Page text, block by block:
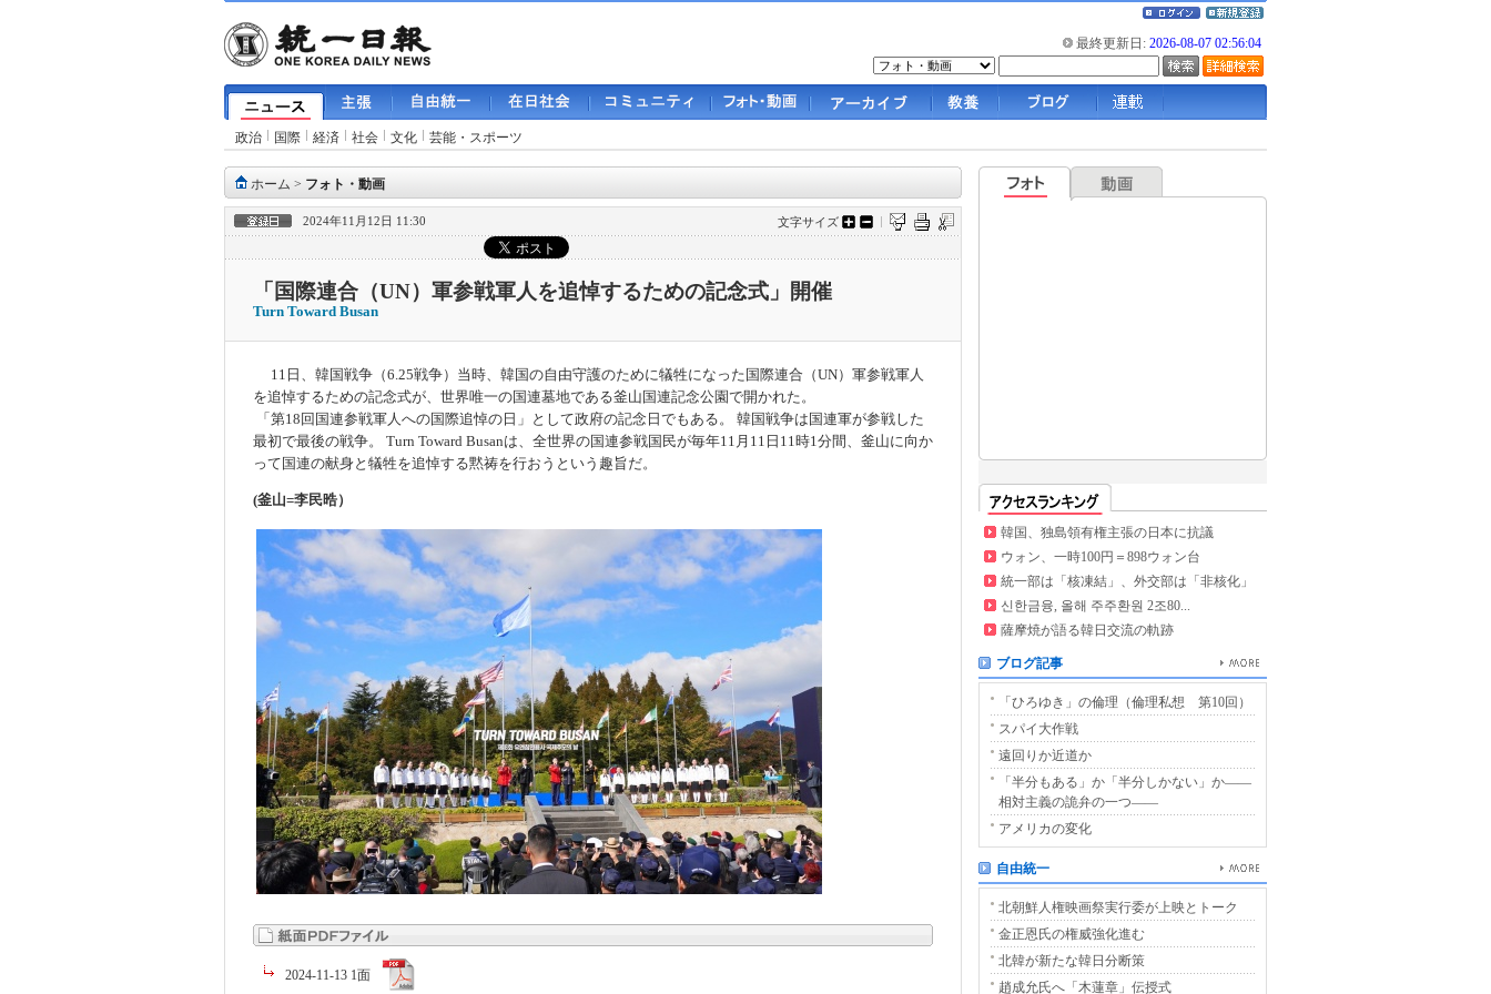
最終更新日: 2026-08-07 02:56:04
政治 国際 経済 社会 文化 芸能・スポーツ
ホーム > フォト・動画
2024年11月12日 11:30 文字サイズ
「国際連合（UN）軍参戦軍人を追悼するための記念式」開催
Turn Toward Busan
11日、韓国戦争（6.25戦争）当時、韓国の自由守護のために犠牲になった国際連合（UN）軍参戦軍人
を追悼するための記念式が、世界唯一の国連墓地である釜山国連記念公園で開かれた。
「第18回国連参戦軍人への国際追悼の日」として政府の記念日でもある。 韓国戦争は国連軍が参戦した
最初で最後の戦争。 Turn Toward Busanは、全世界の国連参戦国民が毎年11月11日11時1分間、釜山に向か
って国連の献身と犠牲を追悼する黙祷を行おうという趣旨だ。
(釜山=李民晧）
2024-11-13 1面
韓国、独島領有権主張の日本に抗議
ウォン、一時100円＝898ウォン台
統一部は「核凍結」、外交部は「非核化」
신한금융, 올해 주주환원 2조80...
薩摩焼が語る韓日交流の軌跡
ブログ記事
「ひろゆき」の倫理（倫理私想 第10回）
スパイ大作戦
遠回りか近道か
「半分もある」か「半分しかない」か――
相対主義の詭弁の一つ――
アメリカの変化
自由統一
北朝鮮人権映画祭実行委が上映とトーク
金正恩氏の権威強化進む
北韓が新たな韓日分断策
趙成允氏へ「木蓮章」伝授式